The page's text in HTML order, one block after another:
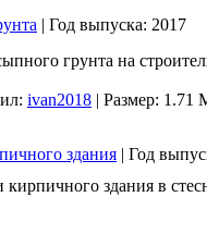
| Год выпуска: 2017
грунта на
ivan2018 | Размер: 1.71
здания | Год
здания в